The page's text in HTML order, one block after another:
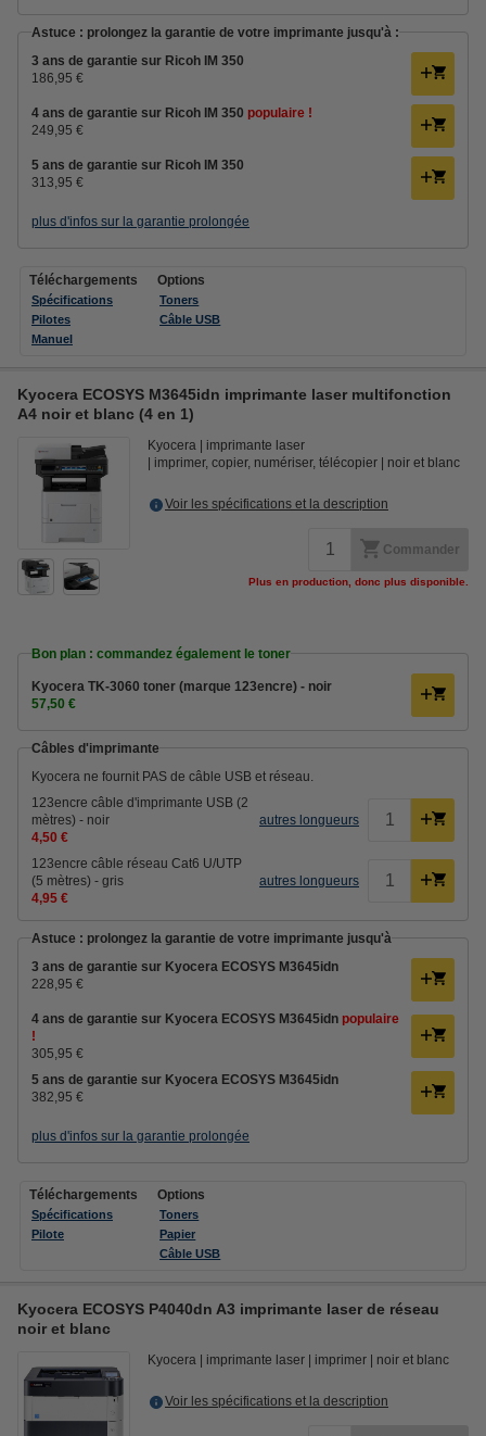
Astuce : prolongez la garantie de votre imprimante jusqu'à :
3 ans de garantie sur Ricoh IM 350
186,95 €
4 ans de garantie sur Ricoh IM 350 populaire !
249,95 €
5 ans de garantie sur Ricoh IM 350
313,95 €
plus d'infos sur la garantie prolongée
Téléchargements
Spécifications
Pilotes
Manuel
Options
Toners
Câble USB
Kyocera ECOSYS M3645idn imprimante laser multifonction
A4 noir et blanc (4 en 1)
Kyocera
imprimante laser
imprimer, copier, numériser, télécopier
noir et blanc
Voir les spécifications et la description
Commander
Plus en production, donc plus disponible.
Bon plan : commandez également le toner
Kyocera TK-3060 toner (marque 123encre) - noir
57,50 €
Câbles d'imprimante
Kyocera ne fournit PAS de câble USB et réseau.
123encre câble d'imprimante USB (2
mètres) - noir
4,50 €
autres longueurs
123encre câble réseau Cat6 U/UTP
(5 mètres) - gris
4,95 €
autres longueurs
Astuce : prolongez la garantie de votre imprimante jusqu'à
3 ans de garantie sur Kyocera ECOSYS M3645idn
228,95 €
4 ans de garantie sur Kyocera ECOSYS M3645idn populaire
!
305,95 €
5 ans de garantie sur Kyocera ECOSYS M3645idn
382,95 €
plus d'infos sur la garantie prolongée
Téléchargements
Spécifications
Pilote
Options
Toners
Papier
Câble USB
Kyocera ECOSYS P4040dn A3 imprimante laser de réseau
noir et blanc
Kyocera imprimante laser imprimer noir et blanc
Voir les spécifications et la description